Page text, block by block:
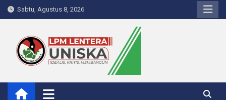
Skip
to
Sabtu, Agustus 8, 2026
LPM Lentera Uniska
Portal Berita Kampus